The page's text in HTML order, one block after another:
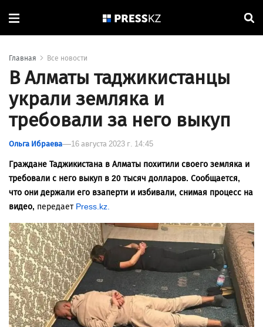
Главная Все новости
В Алматы таджикистанцы
украли земляка и
требовали за него выкуп
Ольга Ибраева 16 августа 2023 г. 14:45
Граждане Таджикистана в Алматы похитили своего земляка и
требовали с него выкуп в 20 тысяч долларов. Сообщается,
что они держали его взаперти и избивали, снимая процесс на
видео, передает Press.kz.